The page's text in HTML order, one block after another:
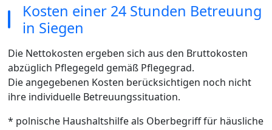
Kosten einer 24 Stunden Betreuung
in Siegen
Die Nettokosten ergeben sich aus den Bruttokosten
abzüglich Pflegegeld gemäß Pflegegrad.
Die angegebenen Kosten berücksichtigen noch nicht
ihre individuelle Betreuungssituation.
* polnische Haushaltshilfe als Oberbegriff für häusliche